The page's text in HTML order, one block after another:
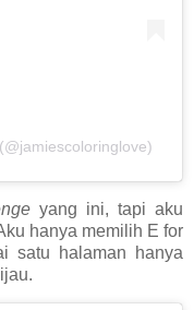
yang ini, tapi aku
hanya memilih E for
satu halaman hanya